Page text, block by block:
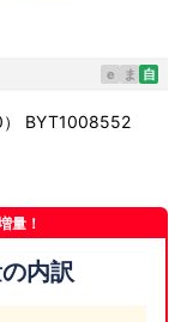
e ま 自
） BYT1008552
量！
内訳